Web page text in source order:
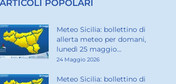
ARTICOLI POPOLARI
Meteo Sicilia: bollettino di
allerta meteo per domani,
lunedì 25 maggio...
24 Maggio 2026
Meteo Sicilia: bollettino di